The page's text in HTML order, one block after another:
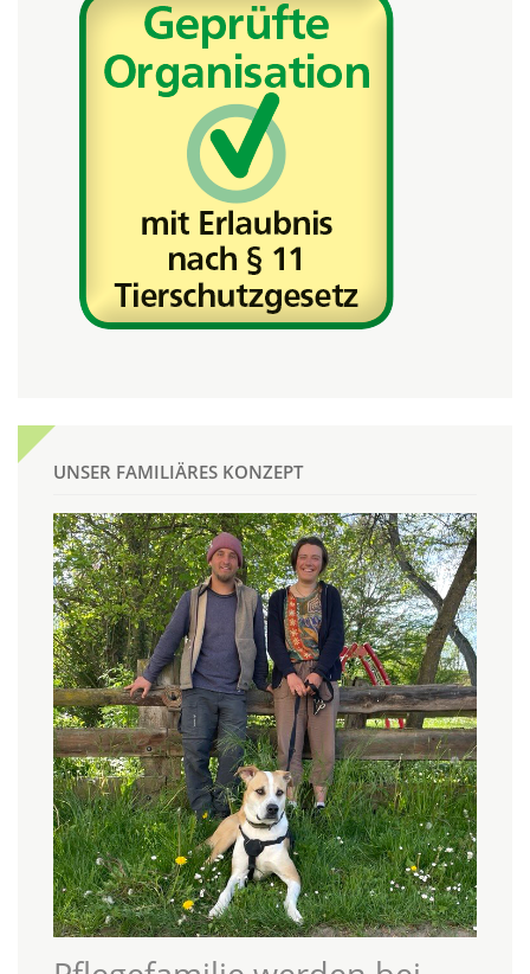
UNSER FAMILIÄRES KONZEPT